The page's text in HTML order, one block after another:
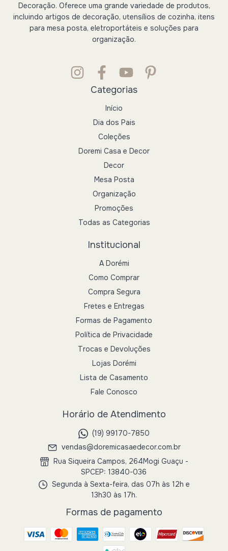
Decoração. Oferece uma grande variedade de produtos,
incluindo artigos de decoração, utensílios de cozinha, itens
para mesa posta, eletroportáteis e soluções para
organização.
Categorias
Início
Dia dos Pais
Coleções
Doremi Casa e Decor
Decor
Mesa Posta
Organização
Promoções
Todas as Categorias
Institucional
A Dorémi
Como Comprar
Compra Segura
Fretes e Entregas
Formas de Pagamento
Política de Privacidade
Trocas e Devoluções
Lojas Dorémi
Lista de Casamento
Fale Conosco
Horário de Atendimento
(19) 99170-7850
vendas@doremicasaedecor.com.br
Rua Siqueira Campos, 264Mogi Guaçu -
SPCEP: 13840-036
Segunda à Sexta-feira, das 07h às 12h e
13h30 às 17h.
Formas de pagamento